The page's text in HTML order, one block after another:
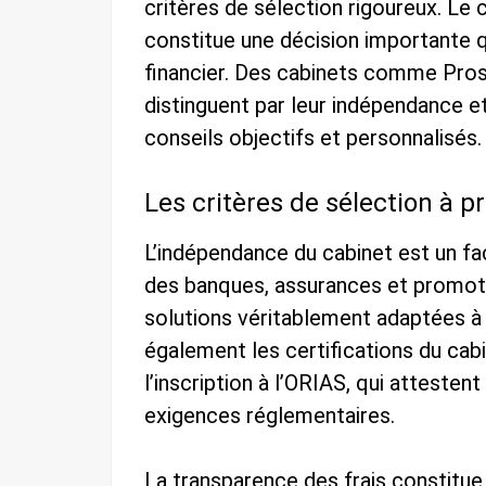
critères de sélection rigoureux. Le
constitue une décision importante
financier. Des cabinets comme
distinguent par leur indépendance
conseils objectifs et personnalisés.
Les critères de sélection à
L’indépendance du cabinet est un
des banques, assurances et
solutions véritablement adaptées
également les certifications du
l’inscription à l’ORIAS, qui
exigences réglementaires.